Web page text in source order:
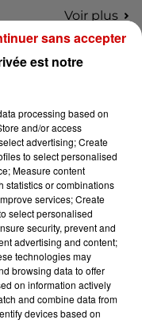
Voir plus
pour
the Show à
pour le
Gourmand 2026
vos entrées
de nos
est notre
processing based on
and/or access
advertising; Create
to select personalised
Measure content
statistics or combinations
services; Create
select personalised
security, prevent and
advertising and content;
technologies may
browsing data to offer
on information actively
and combine data from
devices based on
sans accepter